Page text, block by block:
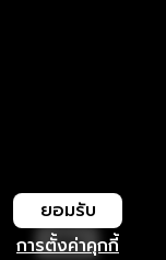
การตั้งค่าคุกกี้
ยอมรับ
เปิด